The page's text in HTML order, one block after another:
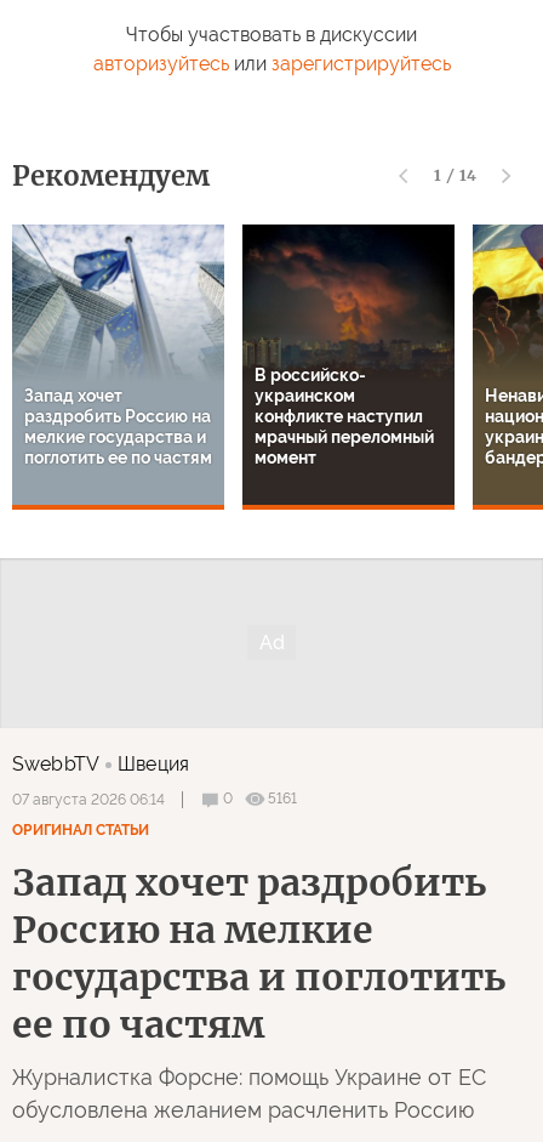
Чтобы участвовать в дискуссии
авторизуйтесьили зарегистрируйтесь
Рекомендуем 1 / 14
Запад хочет
раздробить Россию на
мелкие государства и
поглотить ее по частям
В российско-
украинском
конфликте наступил
мрачный переломный
момент
SwebbTV Швеция
07 августа 2026 06:14 0
5161
ОРИГИНАЛ СТАТЬИ
Запад хочет раздробить
Россию на мелкие
государства и поглотить
ее по частям
Журналистка Форсне: помощь Украине от ЕС
обусловлена желанием расчленить Россию